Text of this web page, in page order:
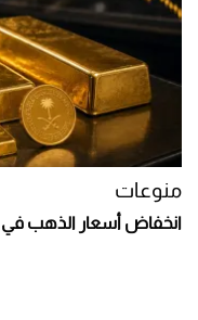
منوعات
انخفاض أسعار الذهب في